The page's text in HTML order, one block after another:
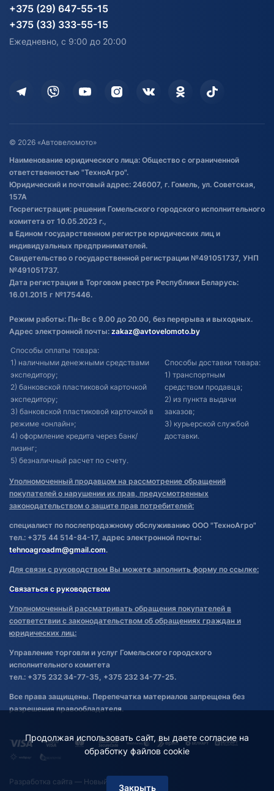
Карта сайта
Информация до получения
согласия на обработку
Дополнительные услуги
Оставить отзыв
Договор публичной оферты
Обработка файлов cookie
Постановка транспорта на учет
Обновления в ЭПТС 2024
Водный транспорт
Электротранспорт
Агротехника
Электротранспорт
+375 (29) 647-55-15
+375 (33) 333-55-15
Ежедневно, с 9:00 до 20:00
© 2026 «Автовеломото»
Наименование юридического лица: Общество с ограниченной
ответственностью "ТехноАгро".
Юридический и почтовый адрес: 246007, г. Гомель, ул. Советская,
157А
Госрегистрация: решения Гомельского городского исполнительного
комитета от 10.05.2023 г.,
в Едином государственном регистре юридических лиц и
индивидуальных предпринимателей.
Свидетельство о государственной регистрации №491051737, УНП
№491051737.
Дата регистрации в Торговом реестре Республики Беларусь:
16.01.2015 г №175446.
Режим работы: Пн-Вс с 9.00 до 20.00, без перерыва и выходных.
Адрес электронной почты: zakaz@avtovelomoto.by
Способы оплаты товара:
1) наличными денежными средствами
экспедитору;
2) банковской пластиковой карточкой
экспедитору;
3) банковской пластиковой карточкой в
режиме «онлайн»;
4) оформление кредита через банк/
лизинг;
5) безналичный расчет по счету.
Способы доставки товара:
1) транспортным
средством продавца;
2) из пункта выдачи
заказов;
3) курьерской службой
доставки.
Уполномоченный продавцом на рассмотрение обращений
покупателей о нарушении их прав, предусмотренных
законодательством о защите прав потребителей:
специалист по послепродажному обслуживанию ООО "ТехноАгро"
тел.: +375 44 514-84-17, адрес электронной почты:
tehnoagroadm@gmail.com.
Для связи с руководством Вы можете заполнить форму по ссылке:
Связаться с руководством
Уполномоченный рассматривать обращения покупателей в
соответствии с законодательством об обращениях граждан и
юридических лиц:
Управление торговли и услуг Гомельского городского
исполнительного комитета
тел.: +375 232 34-77-35, +375 232 34-77-25.
Все права защищены. Перепечатка материалов запрещена без
разрешения правообладателя.
Разработка сайта — Новый Сайт
Продолжая использовать сайт, вы даете согласие на
обработку файлов cookie
Закрыть